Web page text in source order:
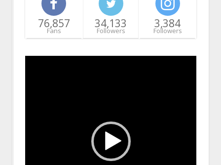
76,857
Fans
34,133
Followers
3,384
Followers